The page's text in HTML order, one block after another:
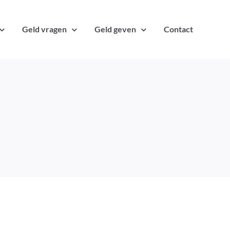
Geld vragen Geld geven Contact